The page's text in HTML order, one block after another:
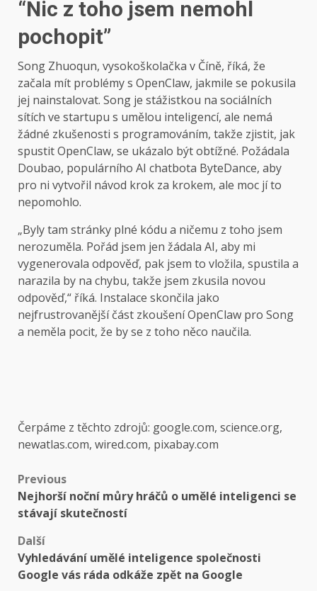
“Nic z toho jsem nemohl
pochopit”
Song Zhuoqun, vysokoškolačka v Číně, říká, že
začala mít problémy s OpenClaw, jakmile se pokusila
jej nainstalovat. Song je stážistkou na sociálních
sítích ve startupu s umělou inteligencí, ale nemá
žádné zkušenosti s programováním, takže zjistit, jak
spustit OpenClaw, se ukázalo být obtížné. Požádala
Doubao, populárního AI chatbota ByteDance, aby
pro ni vytvořil návod krok za krokem, ale moc jí to
nepomohlo.
„Byly tam stránky plné kódu a ničemu z toho jsem
nerozuměla. Pořád jsem jen žádala AI, aby mi
vygenerovala odpověď, pak jsem to vložila, spustila a
narazila by na chybu, takže jsem zkusila novou
odpověď,“ říká. Instalace skončila jako
nejfrustrovanější část zkoušení OpenClaw pro Song
a neměla pocit, že by se z toho něco naučila.
Čerpáme z těchto zdrojů: google.com, science.org,
newatlas.com, wired.com, pixabay.com
Post
navigation
Previous
Nejhorší noční můry hráčů o umělé inteligenci se
stávají skutečností
Další
Vyhledávání umělé inteligence společnosti
Google vás ráda odkáže zpět na Google